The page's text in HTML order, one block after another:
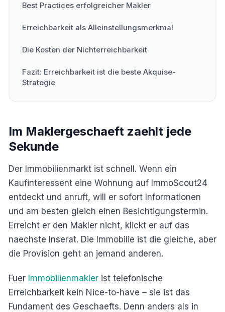
Best Practices erfolgreicher Makler
Erreichbarkeit als Alleinstellungsmerkmal
Die Kosten der Nichterreichbarkeit
Fazit: Erreichbarkeit ist die beste Akquise-
Strategie
Im Maklergeschaeft zaehlt jede
Sekunde
Der Immobilienmarkt ist schnell. Wenn ein
Kaufinteressent eine Wohnung auf ImmoScout24
entdeckt und anruft, will er sofort Informationen
und am besten gleich einen Besichtigungstermin.
Erreicht er den Makler nicht, klickt er auf das
naechste Inserat. Die Immobilie ist die gleiche, aber
die Provision geht an jemand anderen.
Fuer Immobilienmakler ist telefonische
Erreichbarkeit kein Nice-to-have – sie ist das
Fundament des Geschaefts. Denn anders als in